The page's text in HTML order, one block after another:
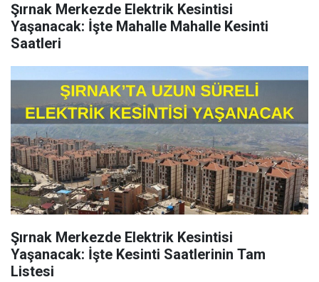
Şırnak Merkezde Elektrik Kesintisi
Yaşanacak: İşte Mahalle Mahalle Kesinti
Saatleri
Şırnak Merkezde Elektrik Kesintisi
Yaşanacak: İşte Kesinti Saatlerinin Tam
Listesi